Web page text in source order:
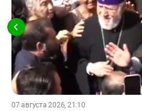
07 августа 2026, 21:10